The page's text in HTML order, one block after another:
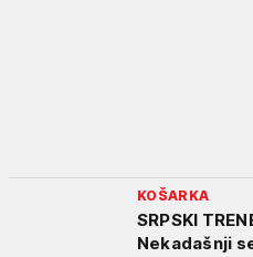
KOŠARKA
SRPSKI
Nekadašnji